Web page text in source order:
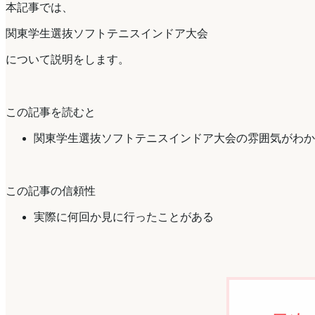
本記事では、
関東学生選抜ソフトテニスインドア大会
について説明をします。
この記事を読むと
関東学生選抜ソフトテニスインドア大会の雰囲気がわ
この記事の信頼性
実際に何回か見に行ったことがある